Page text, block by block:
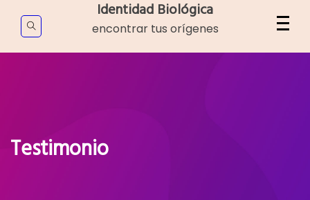
content
Identidad Biológica
encontrar tus orígenes
Testimonio